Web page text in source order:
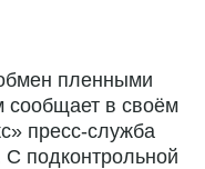
пленными
в своём
пресс-служба
подконтрольной